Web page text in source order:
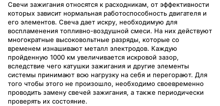
Свечи зажигания относятся к расходникам, от эффективности
которых зависит нормальная работоспособность двигателя и
его элементов. Свеча дает искру, необходимую для
воспламенения топливно-воздушной смеси. На них действуют
многократные высоковольтные разряды, которые со
временем изнашивают металл электродов. Каждую
пройденную 1000 км увеличивается искровой зазор,
вследствие чего катушки зажигания и другие элементы
системы принимают всю нагрузку на себя и перегорают. Для
того чтобы этого не произошло, необходимо своевременно
проводить замену свечей зажигания, а также периодически
проверять их состояние.